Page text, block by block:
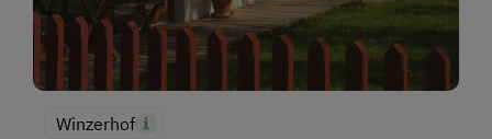
Winzerhof